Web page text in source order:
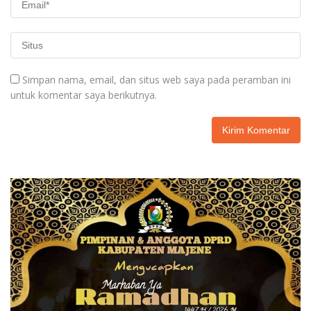
Simpan nama, email, dan situs web saya pada peramban ini
untuk komentar saya berikutnya.